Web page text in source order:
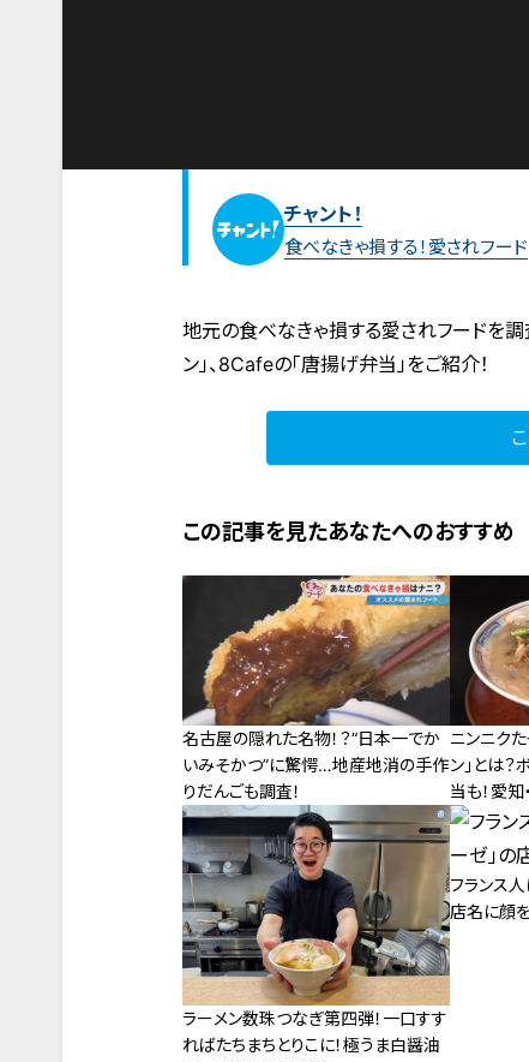
チャント！
食べなきゃ損する！愛されフード
地元の食べなきゃ損する愛されフードを
ン」、8Cafeの「唐揚げ弁当」をご紹介！
この記事を見たあなたへのおすすめ
名古屋の隠れた名物！？“日本一でか
いみそかつ”に驚愕…地産地消の手作
りだんごも調査！
ニンニクた
ン」とは
当も！愛
を調査
ラーメン数珠つなぎ第四弾！一口すす
ればたちまちとりこに！極うま白醤油
フランス人
店名に顔